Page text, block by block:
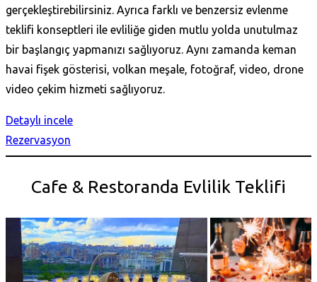
gerçekleştirebilirsiniz. Ayrıca farklı ve benzersiz evlenme
teklifi konseptleri ile evliliğe giden mutlu yolda unutulmaz
bir başlangıç yapmanızı sağlıyoruz. Aynı zamanda keman
havai fişek gösterisi, volkan meşale, fotoğraf, video, drone
video çekim hizmeti sağlıyoruz.
Detaylı incele
Rezervasyon
Cafe & Restoranda Evlilik Teklifi